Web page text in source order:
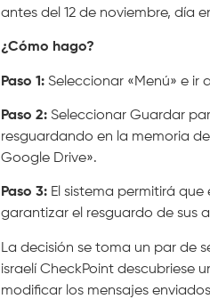
antes del 12 de noviembre, día
¿Cómo hago?
Paso 1: Seleccionar «Menú» e ir
Paso 2: Seleccionar Guardar
resguardando en la memoria
Google Drive».
Paso 3: El sistema permitirá
garantizar el resguardo de sus
La decisión se toma un par de
israelí CheckPoint descubriese
modificar los mensajes